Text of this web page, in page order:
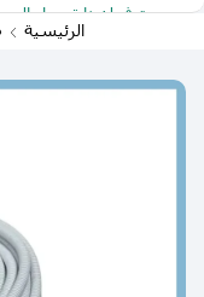
يتوفر لدينا توصيل
الرئيسية